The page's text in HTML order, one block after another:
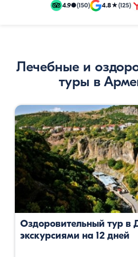
и4.9●(150) 4.8★(125)
Лечебные и
туры в
Оздоровительный тур в
экскурсиями на 12 дней